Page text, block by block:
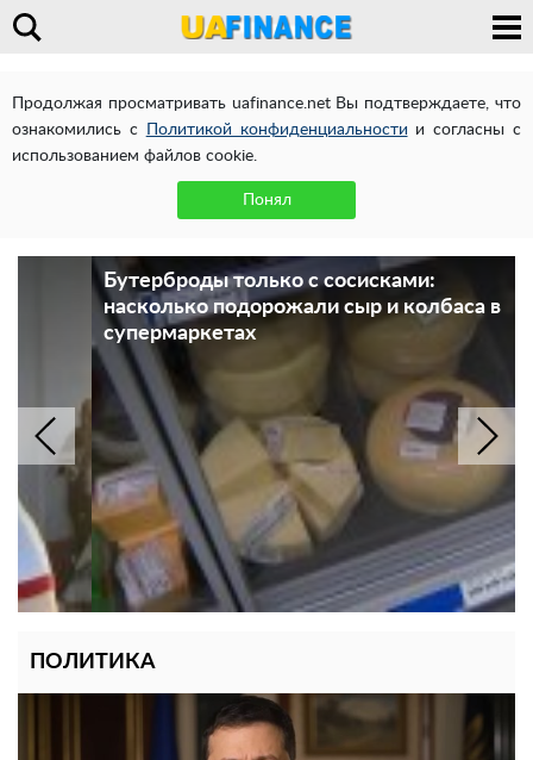
Продолжая просматривать uafinance.net Вы подтверждаете, что
ознакомились с
Политикой конфиденциальности и согласны с
использованием файлов cookie.
Понял
Бутерброды только с сосисками:
насколько подорожали сыр и колбаса в
супермаркетах
ПОЛИТИКА